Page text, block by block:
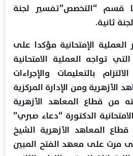
قسم “التخصص”تفسير لجنة
ثانية.
الإمتحانية مؤكدا على
تواجه العملية الامتحانية
بالتعليمات والإجراءات
الأزهرية ومن الإدارة المركزية
من قطاع المعاهد الأزهرية
الدكتورة “دعاء صبري”
المعاهد الأزهرية الشيخ
مرت على معهد الفتح المبين